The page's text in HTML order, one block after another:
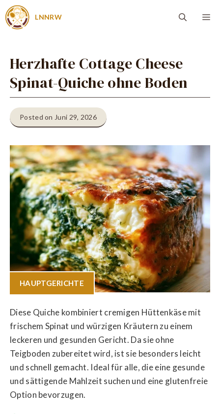
Zum
Inhalt
LNNRW
Herzhafte Cottage Cheese
Spinat-Quiche ohne Boden
Posted on Juni 29, 2026
HAUPTGERICHTE
Diese Quiche kombiniert cremigen Hüttenkäse mit
frischem Spinat und würzigen Kräutern zu einem
leckeren und gesunden Gericht. Da sie ohne
Teigboden zubereitet wird, ist sie besonders leicht
und schnell gemacht. Ideal für alle, die eine gesunde
und sättigende Mahlzeit suchen und eine glutenfreie
Option bevorzugen.